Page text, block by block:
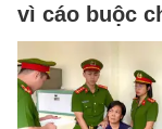
vì cáo buộc